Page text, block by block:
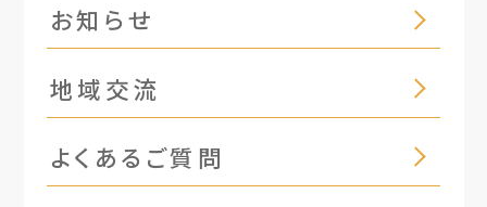
お知らせ
地域交流
よくあるご質問